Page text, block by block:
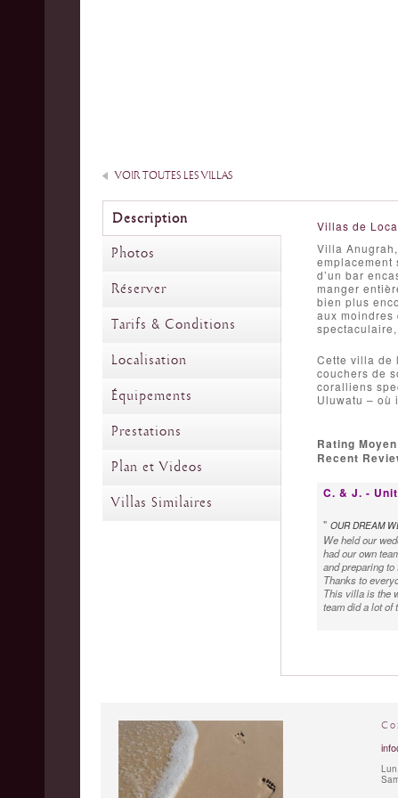
VOIR TOUTES LES VILLAS
Description
Photos
Réserver
Tarifs & Conditions
Localisation
Équipements
Prestations
Plan et Videos
Villas Similaires
Villas de
Villa
emplacement
d’un bar
manger
bien plus
aux
Cette villa de
couchers de
coralliens
Uluwatu – où
Rating
Recent
C. & J. -
" OUR DREAM
We held our
had our own
and preparing
Thanks to
This villa is the
team did a lot of